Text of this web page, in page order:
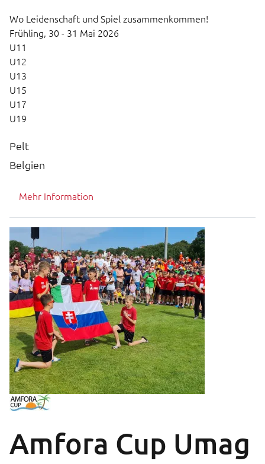
Wo Leidenschaft und Spiel zusammenkommen!
Frühling, 30 - 31 Mai 2026
U11
U12
U13
U15
U17
U19
Pelt
Belgien
Mehr Information
Amfora Cup Umag